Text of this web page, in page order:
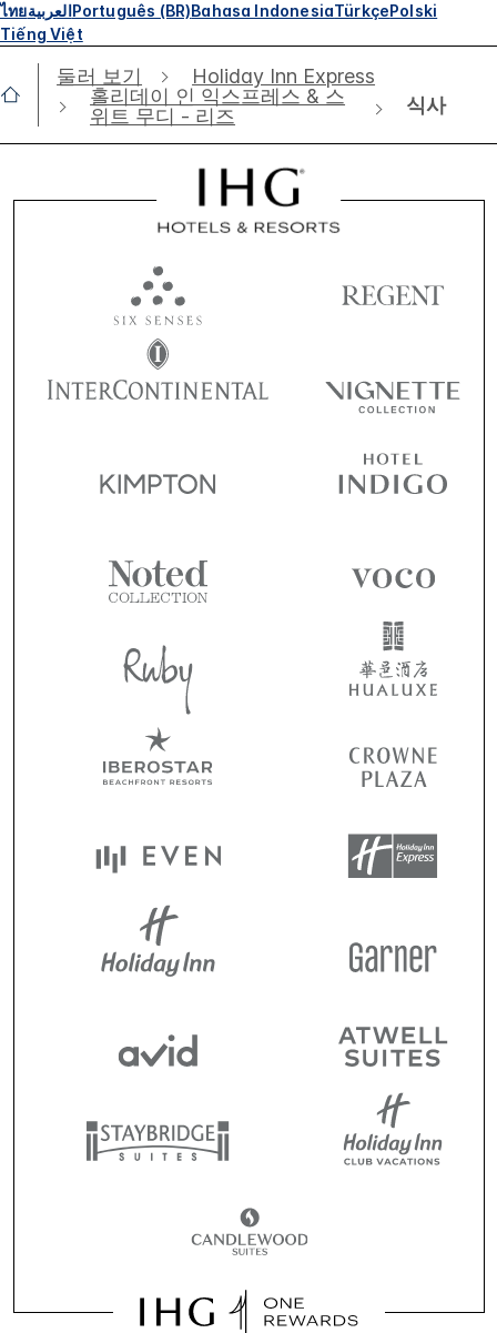
ไทยالعربيةPortuguês (BR)Bahasa IndonesiaTürkçePolski
Tiếng Việt
둘러 보기
Holiday Inn Express
홀리데이 인 익스프레스 & 스
위트 무디 - 리즈
식사